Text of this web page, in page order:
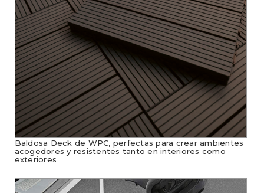
Baldosa Deck de WPC, perfectas para crear ambientes
acogedores y resistentes tanto en interiores como
exteriores